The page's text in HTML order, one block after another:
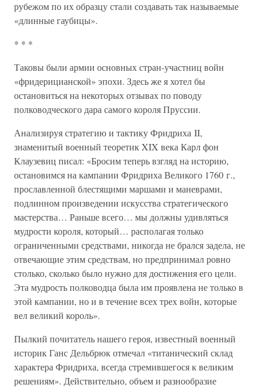
рубежом по их образцу стали создавать так называемые
«длинные гаубицы».
* * *
Таковы были армии основных стран-участниц войн
«фридерицианской» эпохи. Здесь же я хотел бы
остановиться на некоторых отзывах по поводу
полководческого дара самого короля Пруссии.
Анализируя стратегию и тактику Фридриха II,
знаменитый военный теоретик XIX века Карл фон
Клаузевиц писал: «Бросим теперь взгляд на историю,
остановимся на кампании Фридриха Великого 1760 г.,
прославленной блестящими маршами и маневрами,
подлинном произведении искусства стратегического
мастерства… Раньше всего… мы должны удивляться
мудрости короля, который… располагая только
ограниченными средствами, никогда не брался задела, не
отвечающие этим средствам, но предпринимал ровно
столько, сколько было нужно для достижения его цели.
Эта мудрость полководца была им проявлена не только в
этой кампании, но и в течение всех трех войн, которые
вел великий король».
Пылкий почитатель нашего героя, известный военный
историк Ганс Дельбрюк отмечал «титанический склад
характера Фридриха, всегда стремившегося к великим
решениям». Действительно, объем и разнообразие